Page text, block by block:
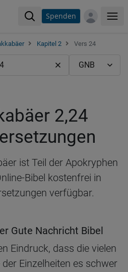
Spenden
Kapitel 2 Vers 24
2,24
ist Teil der Apokryphen
Bibel kostenfrei in
verfügbar.
Gute Nachricht Bibel
Eindruck, dass die vielen
Einzelheiten es schwer